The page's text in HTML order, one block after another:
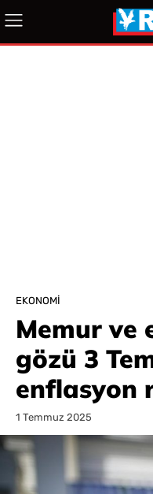
EKONOMI
Memur ve
gözü 3
enflasyon
1 Temmuz 2025